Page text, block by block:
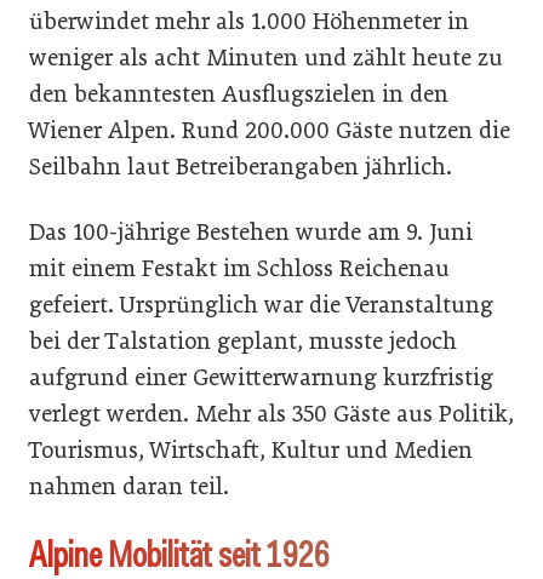
überwindet mehr als 1.000 Höhenmeter in
weniger als acht Minuten und zählt heute zu
den bekanntesten Ausflugszielen in den
Wiener Alpen. Rund 200.000 Gäste nutzen die
Seilbahn laut Betreiberangaben jährlich.
Das 100-jährige Bestehen wurde am 9. Juni
mit einem Festakt im Schloss Reichenau
gefeiert. Ursprünglich war die Veranstaltung
bei der Talstation geplant, musste jedoch
aufgrund einer Gewitterwarnung kurzfristig
verlegt werden. Mehr als 350 Gäste aus Politik,
Tourismus, Wirtschaft, Kultur und Medien
nahmen daran teil.
Alpine Mobilität seit 1926